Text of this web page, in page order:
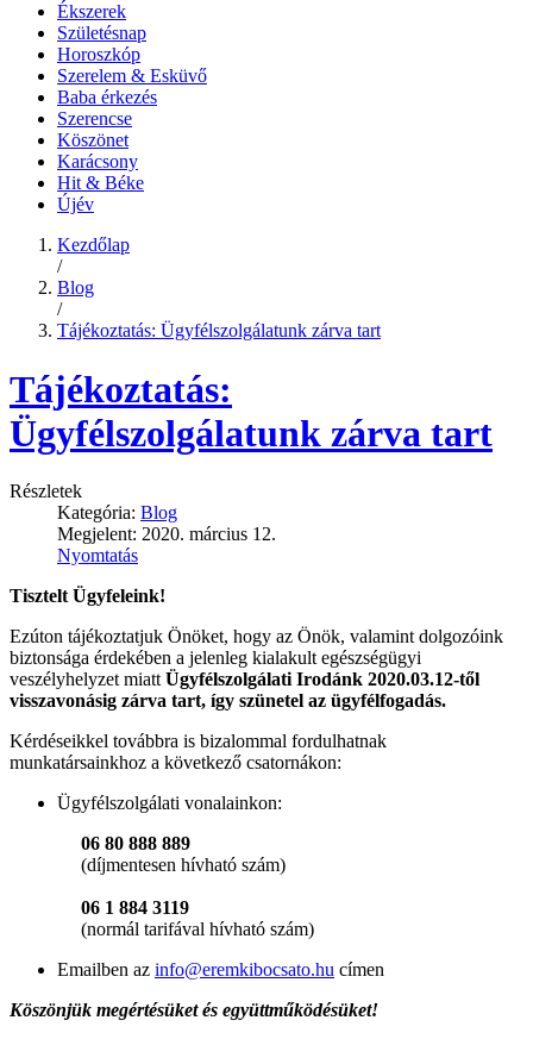
Ékszerek
Születésnap
Horoszkóp
Szerelem & Esküvő
Baba érkezés
Szerencse
Köszönet
Karácsony
Hit & Béke
Újév
Kezdőlap
/
Blog
/
Tájékoztatás: Ügyfélszolgálatunk zárva tart
Tájékoztatás:
Ügyfélszolgálatunk zárva tart
Részletek
Kategória: Blog
Megjelent: 2020. március 12.
Nyomtatás
Tisztelt Ügyfeleink!
Ezúton tájékoztatjuk Önöket, hogy az Önök, valamint dolgozóink
biztonsága érdekében a jelenleg kialakult egészségügyi
veszélyhelyzet miatt Ügyfélszolgálati Irodánk 2020.03.12-től
visszavonásig zárva tart, így szünetel az ügyfélfogadás.
Kérdéseikkel továbbra is bizalommal fordulhatnak
munkatársainkhoz a következő csatornákon:
Ügyfélszolgálati vonalainkon:
06 80 888 889
(díjmentesen hívható szám)
06 1 884 3119
(normál tarifával hívható szám)
Emailben az info@eremkibocsato.hu címen
Köszönjük megértésüket és együttműködésüket!